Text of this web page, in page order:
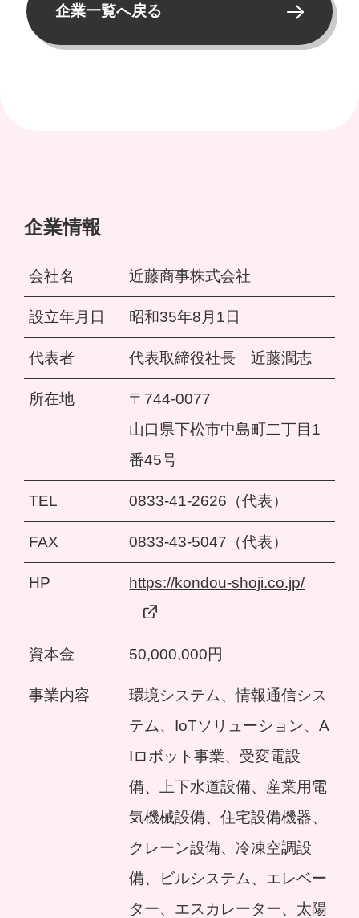
企業一覧へ戻る
企業情報
会社名 近藤商事株式会社
設立年月日 昭和35年8月1日
代表者 代表取締役社長 近藤潤志
所在地
〒744-0077
山口県下松市中島町二丁目1
番45号
TEL 0833-41-2626（代表）
FAX 0833-43-5047（代表）
HP https://kondou-shoji.co.jp/
資本金 50,000,000円
事業内容
環境システム、情報通信シス
テム、IoTソリューション、A
Iロボット事業、受変電設
備、上下水道設備、産業用電
気機械設備、住宅設備機器、
クレーン設備、冷凍空調設
備、ビルシステム、エレベー
ター、エスカレーター、太陽